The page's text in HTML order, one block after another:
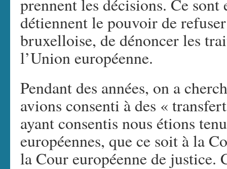
prennent les décisions. Ce
détiennent le pouvoir de
bruxelloise, de dénoncer les
l’Union européenne.
Pendant des années, on a
avions consenti à des «
ayant consentis nous étions
européennes, que ce soit à la
la Cour européenne de justice.